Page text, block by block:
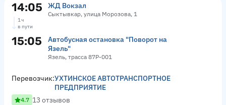
14:05 ЖД Вокзал
Сыктывкар, улица Морозова, 1
1 ч
в пути
15:05
Автобусная остановка "Поворот на
Язель"
Язель, трасса 87Р-001
Перевозчик:УХТИНСКОЕ АВТОТРАНСПОРТНОЕ
ПРЕДПРИЯТИЕ
4.7 13 отзывов